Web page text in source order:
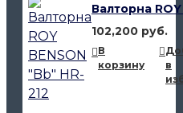
Валторна
102,200 руб.
В
корзину
в